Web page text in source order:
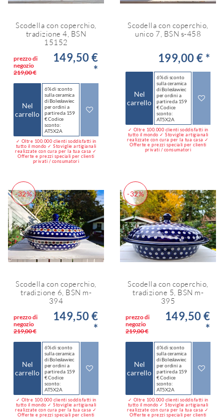
Scodella con coperchio,
tradizione 4, BSN
15152
prezzo di
negozio
219,00 €
149,50 €
*
Nel
carrello
6% di sconto
sulla ceramica
di Bolesławiec
per ordini a
partire da 159
€ Codice
sconto:
AT5X2A
✓ Oltre 100.000 clienti soddisfatti in
tutto il mondo ✓ Stoviglie artigianali
realizzate con cura per la tua casa ✓
Offerte e prezzi speciali per clienti
privati / consumatori
Scodella con coperchio,
unico 7, BSN s-458
199,00 € *
Nel
carrello
6% di sconto
sulla ceramica
di Bolesławiec
per ordini a
partire da 159
€ Codice
sconto:
AT5X2A
✓ Oltre 100.000 clienti soddisfatti in
tutto il mondo ✓ Stoviglie artigianali
realizzate con cura per la tua casa ✓
Offerte e prezzi speciali per clienti
privati / consumatori
-32%
Scodella con coperchio,
tradizione 6, BSN m-
394
prezzo di
negozio
219,00 €
149,50 €
*
Nel
carrello
6% di sconto
sulla ceramica
di Bolesławiec
per ordini a
partire da 159
€ Codice
sconto:
AT5X2A
✓ Oltre 100.000 clienti soddisfatti in
tutto il mondo ✓ Stoviglie artigianali
realizzate con cura per la tua casa ✓
Offerte e prezzi speciali per clienti
-32%
Scodella con coperchio,
tradizione 5, BSN m-
395
prezzo di
negozio
219,00 €
149,50 €
*
Nel
carrello
6% di sconto
sulla ceramica
di Bolesławiec
per ordini a
partire da 159
€ Codice
sconto:
AT5X2A
✓ Oltre 100.000 clienti soddisfatti in
tutto il mondo ✓ Stoviglie artigianali
realizzate con cura per la tua casa ✓
Offerte e prezzi speciali per clienti